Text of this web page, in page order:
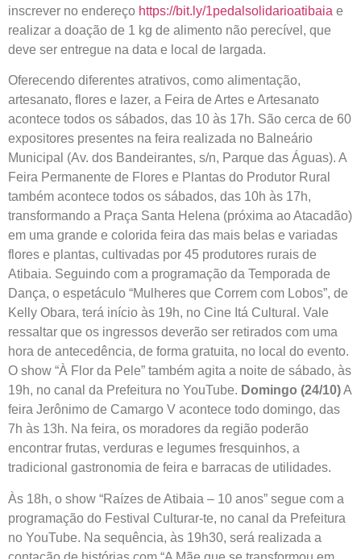
inscrever no endereço https://bit.ly/1pedalsolidarioatibaia e
realizar a doação de 1 kg de alimento não perecível, que
deve ser entregue na data e local de largada.
Oferecendo diferentes atrativos, como alimentação,
artesanato, flores e lazer, a Feira de Artes e Artesanato
acontece todos os sábados, das 10 às 17h. São cerca de 60
expositores presentes na feira realizada no Balneário
Municipal (Av. dos Bandeirantes, s/n, Parque das Águas). A
Feira Permanente de Flores e Plantas do Produtor Rural
também acontece todos os sábados, das 10h às 17h,
transformando a Praça Santa Helena (próxima ao Atacadão)
em uma grande e colorida feira das mais belas e variadas
flores e plantas, cultivadas por 45 produtores rurais de
Atibaia. Seguindo com a programação da Temporada de
Dança, o espetáculo “Mulheres que Correm com Lobos”, de
Kelly Obara, terá início às 19h, no Cine Itá Cultural. Vale
ressaltar que os ingressos deverão ser retirados com uma
hora de antecedência, de forma gratuita, no local do evento.
O show “À Flor da Pele” também agita a noite de sábado, às
19h, no canal da Prefeitura no YouTube. Domingo (24/10)A
feira Jerônimo de Camargo V acontece todo domingo, das
7h às 13h. Na feira, os moradores da região poderão
encontrar frutas, verduras e legumes fresquinhos, a
tradicional gastronomia de feira e barracas de utilidades.
Às 18h, o show “Raízes de Atibaia – 10 anos” segue com a
programação do Festival Culturar-te, no canal da Prefeitura
no YouTube. Na sequência, às 19h30, será realizada a